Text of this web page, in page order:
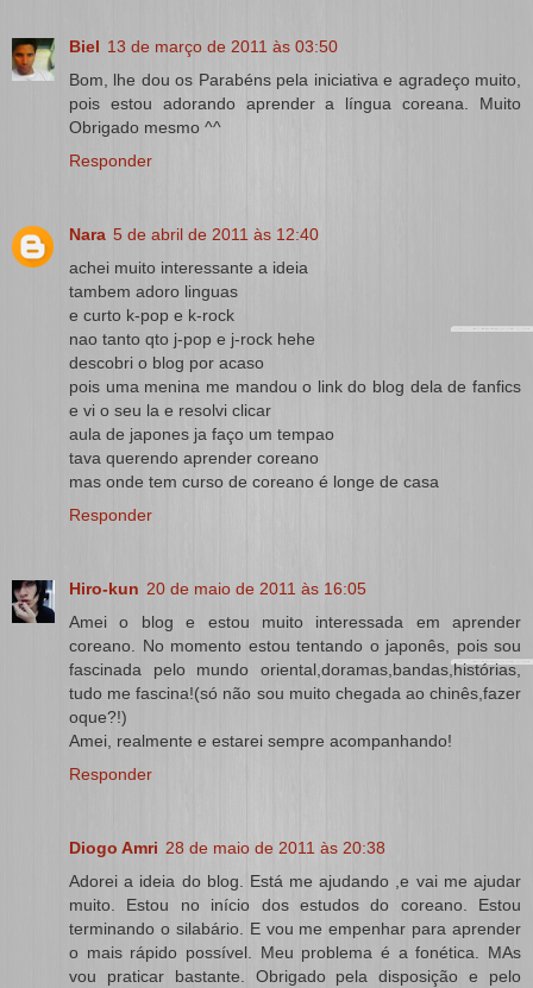
Biel 13 de março de 2011 às 03:50
Bom, lhe dou os Parabéns pela iniciativa e agradeço muito,
pois estou adorando aprender a língua coreana. Muito
Obrigado mesmo ^^
Responder
Nara 5 de abril de 2011 às 12:40
achei muito interessante a ideia
tambem adoro linguas
e curto k-pop e k-rock
nao tanto qto j-pop e j-rock hehe
descobri o blog por acaso
pois uma menina me mandou o link do blog dela de fanfics
e vi o seu la e resolvi clicar
aula de japones ja faço um tempao
tava querendo aprender coreano
mas onde tem curso de coreano é longe de casa
Responder
Hiro-kun 20 de maio de 2011 às 16:05
Amei o blog e estou muito interessada em aprender
coreano. No momento estou tentando o japonês, pois sou
fascinada pelo mundo oriental,doramas,bandas,histórias,
tudo me fascina!(só não sou muito chegada ao chinês,fazer
oque?!)
Amei, realmente e estarei sempre acompanhando!
Responder
Diogo Amri 28 de maio de 2011 às 20:38
Adorei a ideia do blog. Está me ajudando ,e vai me ajudar
muito. Estou no início dos estudos do coreano. Estou
terminando o silabário. E vou me empenhar para aprender
o mais rápido possível. Meu problema é a fonética. MAs
vou praticar bastante. Obrigado pela disposição e pelo